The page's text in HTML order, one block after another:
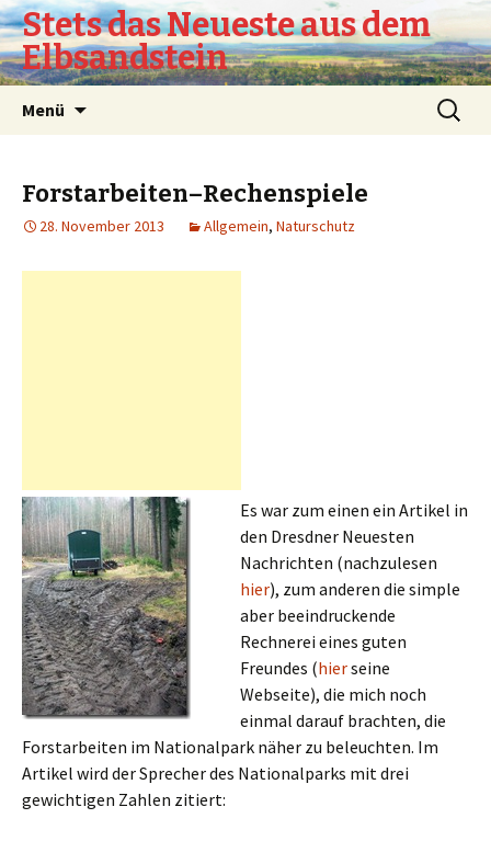
Stets das Neueste aus dem
Elbsandstein
Menü
Suchen
nach:
Forstarbeiten–Rechenspiele
28. November 2013 Allgemein, Naturschutz
Es war zum einen ein Artikel in
den Dresdner Neuesten
Nachrichten (nachzulesen
hier), zum anderen die simple
aber beeindruckende
Rechnerei eines guten
Freundes (hierseine
Webseite), die mich noch
einmal darauf brachten, die
Forstarbeiten im Nationalpark näher zu beleuchten. Im
Artikel wird der Sprecher des Nationalparks mit drei
gewichtigen Zahlen zitiert: